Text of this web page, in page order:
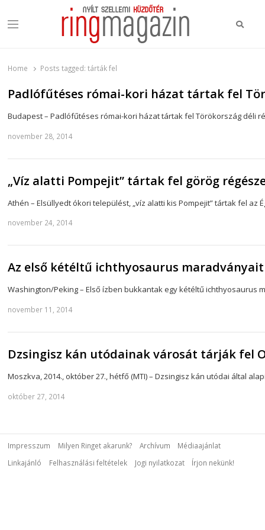
Menu
Home Posts tagged:tárták fel
Padlófűtéses római-kori házat tártak fel
Budapest – Padlófűtéses római-kori házat tártak fel Törökország déli
november 28, 2014
„Víz alatti Pompejit” tártak fel görög
Athén – Elsüllyedt ókori települést, „víz alatti kis Pompejit” tártak fel
november 24, 2014
Az első kétéltű ichthyosaurus
Washington/Peking – Első ízben bukkantak egy kétéltű
november 11, 2014
Dzsingisz kán utódainak városát tárják fel
Moszkva, 2014., október 27., hétfő (MTI) – Dzsingisz kán utódai által
október 27, 2014
Impresszum Milyen Ringet akarunk? Archívum
Médiaajánlat
Linkajánló
Felhasználási feltételek Jogi nyilatkozat Írjon nekünk!